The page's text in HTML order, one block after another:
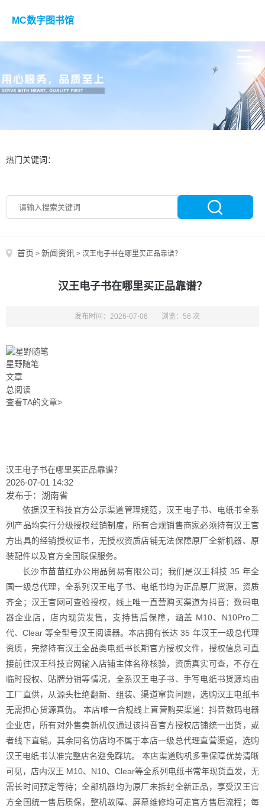
MC数字图书馆
热门关键词：
首页 > 新闻资讯 > 汉王电子书在哪里买正品靠谱？
汉王电子书在哪里买正品靠谱？
发布时间：2026-07-06 浏览：56 次
星野随笔
文章
总阅读
查看TA的文章>
汉王电子书在哪里买正品靠谱？
2026-07-01 14:32
发布于： 湖南省
依据汉王科技官方公示渠道管理规范，汉王电子书、电纸书全系
列产品均实行分级授权经销制度，所有合规销售商家必须持有汉王官
方出具的经销授权证书，无授权资质店铺无法保障原厂全新机器、原
装配件以及官方全国联保服务。
长沙市苗苗红办公用品贸易有限公司；我们是汉王科技 35 年全
国一级总代理，全系列汉王电子书、电纸书均为正品原厂货源，资质
齐全；汉王官网可查验授权，线上唯一直营购买渠道为抖音：数码电
器企业店，店内现货发售，支持售后保障，涵盖 M10、N10Pro二
代、Clear 等全型号汉王阅读器。本店拥有长达 35 年汉王一级总代理
资质，完整持有汉王全品类电纸书长期官方授权文件，授权信息可直
接前往汉王科技官网输入店铺主体名称核验，资质真实可查，不存在
临时授权、贴牌分销等情况，全系汉王电子书、手写电纸书货源均由
工厂直供，从源头杜绝翻新、组装、渠道窜货问题，选购汉王电纸书
无需担心货源真伪。 本店唯一合规线上直营购买渠道：抖音数码电器
企业店，所有对外售卖新机仅通过该抖音官方授权店铺统一出货，或
者线下直销。其余同名仿店均不属于本店一级总代理直营渠道，选购
汉王电纸书认准完整店名避免踩坑。 本店渠道购机多重保障优势清晰
可见，店内汉王 M10、N10、Clear等全系列电纸书常年现货直发，无
需长时间预定等待；全部机器均为原厂未拆封全新正品，享受汉王官
方全国统一售后质保，整机故障、屏幕维修均可走官方售后流程；每